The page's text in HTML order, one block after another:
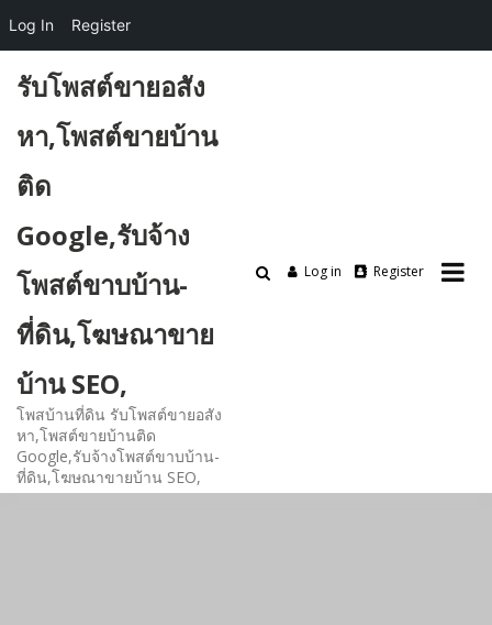
content
รับโพสต์ขายอสัง
หา,โพสต์ขายบ้าน
ติด
Google,รับจ้าง
โพสต์ขาบบ้าน-
ที่ดิน,โฆษณาขาย
บ้าน SEO,
โพสบ้านที่ดิน รับโพสต์ขายอสัง
หา,โพสต์ขายบ้านติด
Google,รับจ้างโพสต์ขาบบ้าน-
ที่ดิน,โฆษณาขายบ้าน SEO,
Log in Register
Log In Register